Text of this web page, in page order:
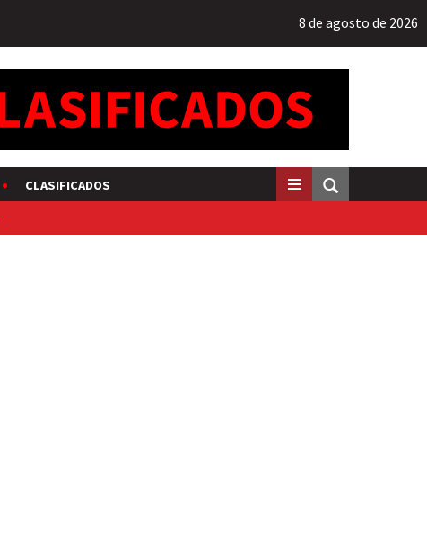
8 de agosto de 2026
CLASIFICADOS